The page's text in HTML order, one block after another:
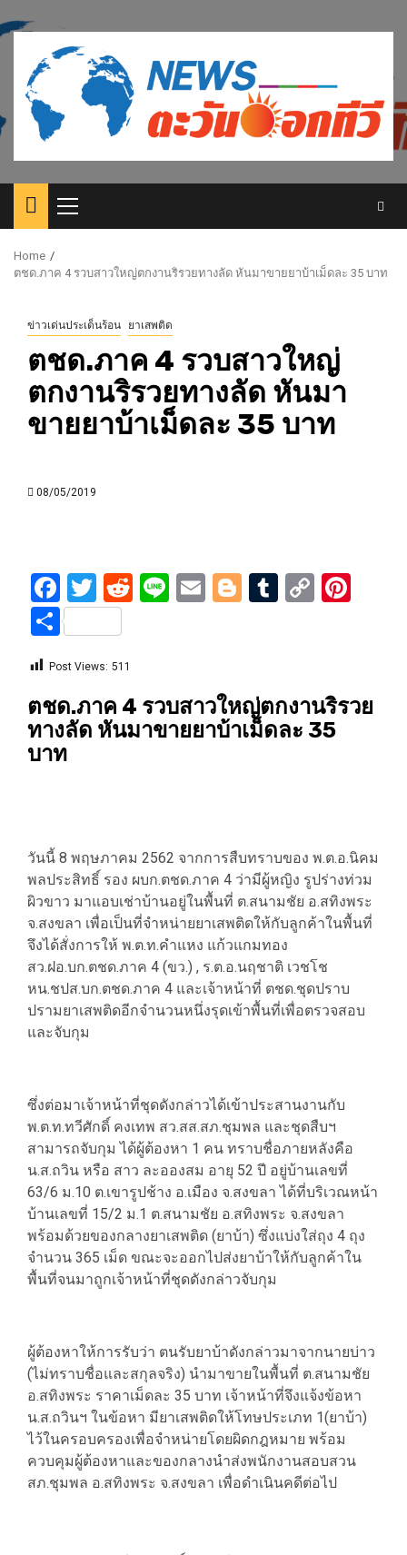
to
content
Primary
Menu
Home
ตชด.ภาค 4 รวบสาวใหญ่ตกงานริรวยทางลัด หันมาขายยาบ้าเม็ดละ 35 บาท
ข่าวเด่นประเด็นร้อน ยาเสพติด
ตชด.ภาค 4 รวบสาวใหญ่
ตกงานริรวยทางลัด หันมา
ขายยาบ้าเม็ดละ 35 บาท
08/05/2019
Facebook
Twitter
Reddit
LineEmailBlogger
Tumblr
Copy
Share
Post Views: 511
ตชด.ภาค 4 รวบสาวใหญ่ตกงานริรวย
ทางลัด หันมาขายยาบ้าเม็ดละ 35
บาท
วันนี้ 8 พฤษภาคม 2562 จากการสืบทราบของ พ.ต.อ.นิคม
พลประสิทธิ์ รอง ผบก.ตชด.ภาค 4 ว่ามีผู้หญิง รูปร่างท่วม
ผิวขาว มาแอบเช่าบ้านอยู่ในพื้นที่ ต.สนามชัย อ.สทิงพระ
จ.สงขลา เพื่อเป็นที่จำหน่ายยาเสพติดให้กับลูกค้าในพื้นที่
จึงได้สั่งการให้ พ.ต.ท.คำแหง แก้วแกมทอง
สว.ฝอ.บก.ตชด.ภาค 4 (ขว.) , ร.ต.อ.นฤชาติ เวชโช
หน.ชปส.บก.ตชด.ภาค 4 และเจ้าหน้าที่ ตชด.ชุดปราบ
ปรามยาเสพติดอีกจำนวนหนึ่งรุดเข้าพื้นที่เพื่อตรวจสอบ
และจับกุม
ซึ่งต่อมาเจ้าหน้าที่ชุดดังกล่าวได้เข้าประสานงานกับ
พ.ต.ท.ทวีศักดิ์ คงเทพ สว.สส.สภ.ชุมพล และชุดสืบฯ
สามารถจับกุม ได้ผู้ต้องหา 1 คน ทราบชื่อภายหลังคือ
น.ส.ถวิน หรือ สาว ละอองสม อายุ 52 ปี อยู่บ้านเลขที่
63/6 ม.10 ต.เขารูปช้าง อ.เมือง จ.สงขลา ได้ที่บริเวณหน้า
บ้านเลขที่ 15/2 ม.1 ต.สนามชัย อ.สทิงพระ จ.สงขลา
พร้อมด้วยของกลางยาเสพติด (ยาบ้า) ซึ่งแบ่งใส่ถุง 4 ถุง
จำนวน 365 เม็ด ขณะจะออกไปส่งยาบ้าให้กับลูกค้าใน
พื้นที่จนมาถูกเจ้าหน้าที่ชุดดังกล่าวจับกุม
ผู้ต้องหาให้การรับว่า ตนรับยาบ้าดังกล่าวมาจากนายบ่าว
(ไม่ทราบชื่อและสกุลจริง) นำมาขายในพื้นที่ ต.สนามชัย
อ.สทิงพระ ราคาเม็ดละ 35 บาท เจ้าหน้าที่จึงแจ้งข้อหา
น.ส.ถวินฯ ในข้อหา มียาเสพติดให้โทษประเภท 1(ยาบ้า)
ไว้ในครอบครองเพื่อจำหน่ายโดยผิดกฎหมาย พร้อม
ควบคุมผู้ต้องหาและของกลางนำส่งพนักงานสอบสวน
สภ.ชุมพล อ.สทิงพระ จ.สงขลา เพื่อดำเนินคดีต่อไป